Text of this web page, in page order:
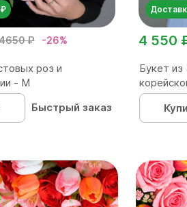
₽ -26%
роз и
- М
Быстрый заказ
4 550
Букет из